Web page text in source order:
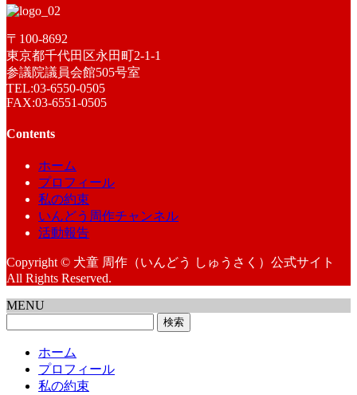
〒100-8692
東京都千代田区永田町2-1-1
参議院議員会館505号室
TEL:03-6550-0505
FAX:03-6551-0505
Contents
ホーム
プロフィール
私の約束
いんどう周作チャンネル
活動報告
Copyright © 犬童 周作（いんどう しゅうさく）公式サイト
All Rights Reserved.
MENU
ホーム
プロフィール
私の約束